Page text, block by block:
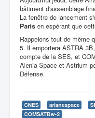
bâtiment d'assemblage
La fenêtre de lancement
Paris en espérant que
Rappelons tout de même
5. Il emportera ASTRA
compte de la SES, et
Alenia Space et Astrium
Défense.
CNES arianespace
COMSATBw-2